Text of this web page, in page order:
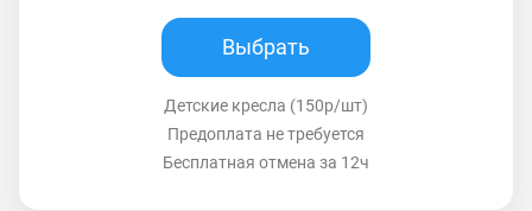
Выбрать
Детские кресла (150р/шт)
Предоплата не требуется
Бесплатная отмена за 12ч